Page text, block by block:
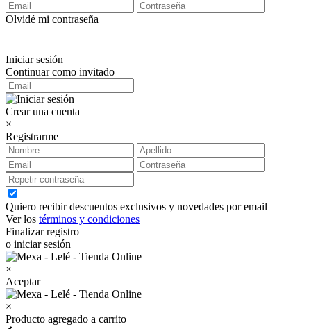
Olvidé mi contraseña
Iniciar sesión
Continuar como invitado
Crear una cuenta
×
Registrarme
Quiero recibir descuentos exclusivos y novedades por email
Ver los términos y condiciones
Finalizar registro
o iniciar sesión
×
Aceptar
×
Producto agregado a carrito